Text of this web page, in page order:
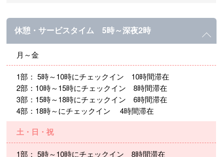
休憩・サービスタイム 5時～深夜2時
月～金
1部： 5時～10時にチェックイン 10時間滞在
2部：10時～15時にチェックイン 8時間滞在
3部：15時～18時にチェックイン 6時間滞在
4部：18時～にチェックイン 4時間滞在
土・日・祝
1部： 5時～10時にチェックイン 8時間滞在